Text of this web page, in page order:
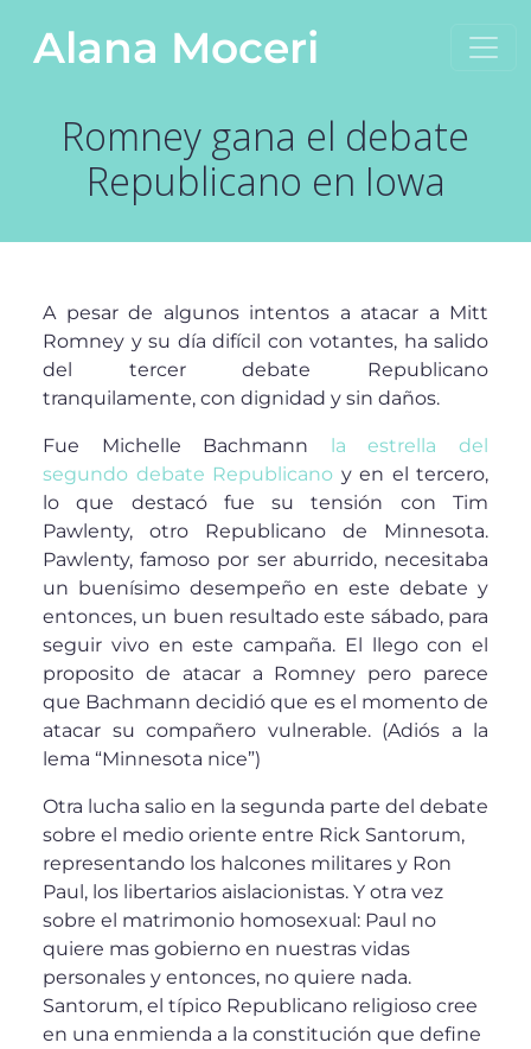
Navegación principal
Alana Moceri
Romney gana el debate
Republicano en Iowa
A pesar de algunos intentos a atacar a Mitt
Romney y su día difícil con votantes, ha salido
del tercer debate Republicano
tranquilamente, con dignidad y sin daños.
Fue Michelle Bachmann la estrella del
segundo debate Republicano y en el tercero,
lo que destacó fue su tensión con Tim
Pawlenty, otro Republicano de Minnesota.
Pawlenty, famoso por ser aburrido, necesitaba
un buenísimo desempeño en este debate y
entonces, un buen resultado este sábado, para
seguir vivo en este campaña. El llego con el
proposito de atacar a Romney pero parece
que Bachmann decidió que es el momento de
atacar su compañero vulnerable. (Adiós a la
lema “Minnesota nice”)
Otra lucha salio en la segunda parte del debate
sobre el medio oriente entre Rick Santorum,
representando los halcones militares y Ron
Paul, los libertarios aislacionistas. Y otra vez
sobre el matrimonio homosexual: Paul no
quiere mas gobierno en nuestras vidas
personales y entonces, no quiere nada.
Santorum, el típico Republicano religioso cree
en una enmienda a la constitución que define